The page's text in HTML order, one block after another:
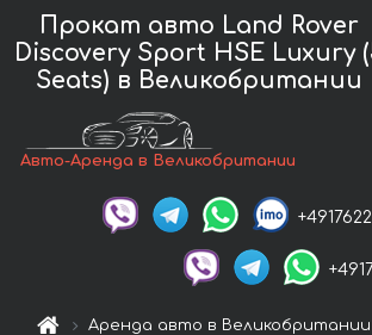
Прокат авто Land Rover
Discovery Sport HSE Luxury
Seats) в Великобритании
Авто-Аренда в Великобритании
Аренда авто в Великобритании